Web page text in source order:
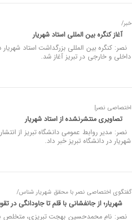
خبر/
آغاز کنگره بین المللی استاد شهریار
نصر: کنگره بین المللی بزرگداشت استاد
داخلی و خارجی در تبریز آغاز شد.
اختصاصی نصر|
تصاویری منتشرنشده از استاد شهریار
نصر: مدیر روابط عمومی دانشگاه تبریز از
شهریار در دانشگاه تبریز خبر داد.
گفتگوی اختصاصی نصر با محقق شهریار شناس/
شهریار؛ از جانفشانی با قلم تا جاودانگی در
نصر: نام محمدحسین بهجت تبریزی، متخلص به